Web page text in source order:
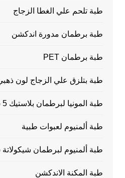
طبة تلحم علي الغطا الزجاج
طبة برطمان مدورة اندكشن
طبة برطمان PET
طبة بتلزق علي الزجاج لون
طبة المونيا لبرطمان بلاستيك 5 سم
طبة ألمنيوم لعبوات طبية
طبة ألمنيوم لبرطمان شيكولاتة
طبة المكنة الاندكشن